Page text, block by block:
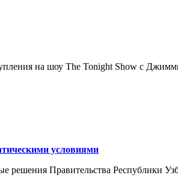
на шоу The Tonight Show с
условиями
Правительства Республики